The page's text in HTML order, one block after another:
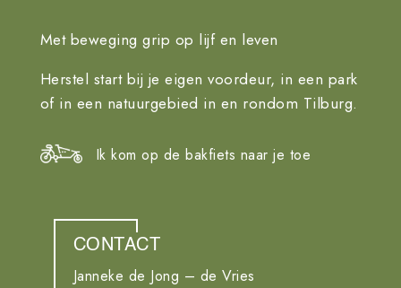
Met beweging grip op lijf en leven
Herstel start bij je eigen voordeur, in een park
of in een natuurgebied in en rondom Tilburg.
Ik kom op de bakfiets naar je toe
CONTACT
Janneke de Jong – de Vries